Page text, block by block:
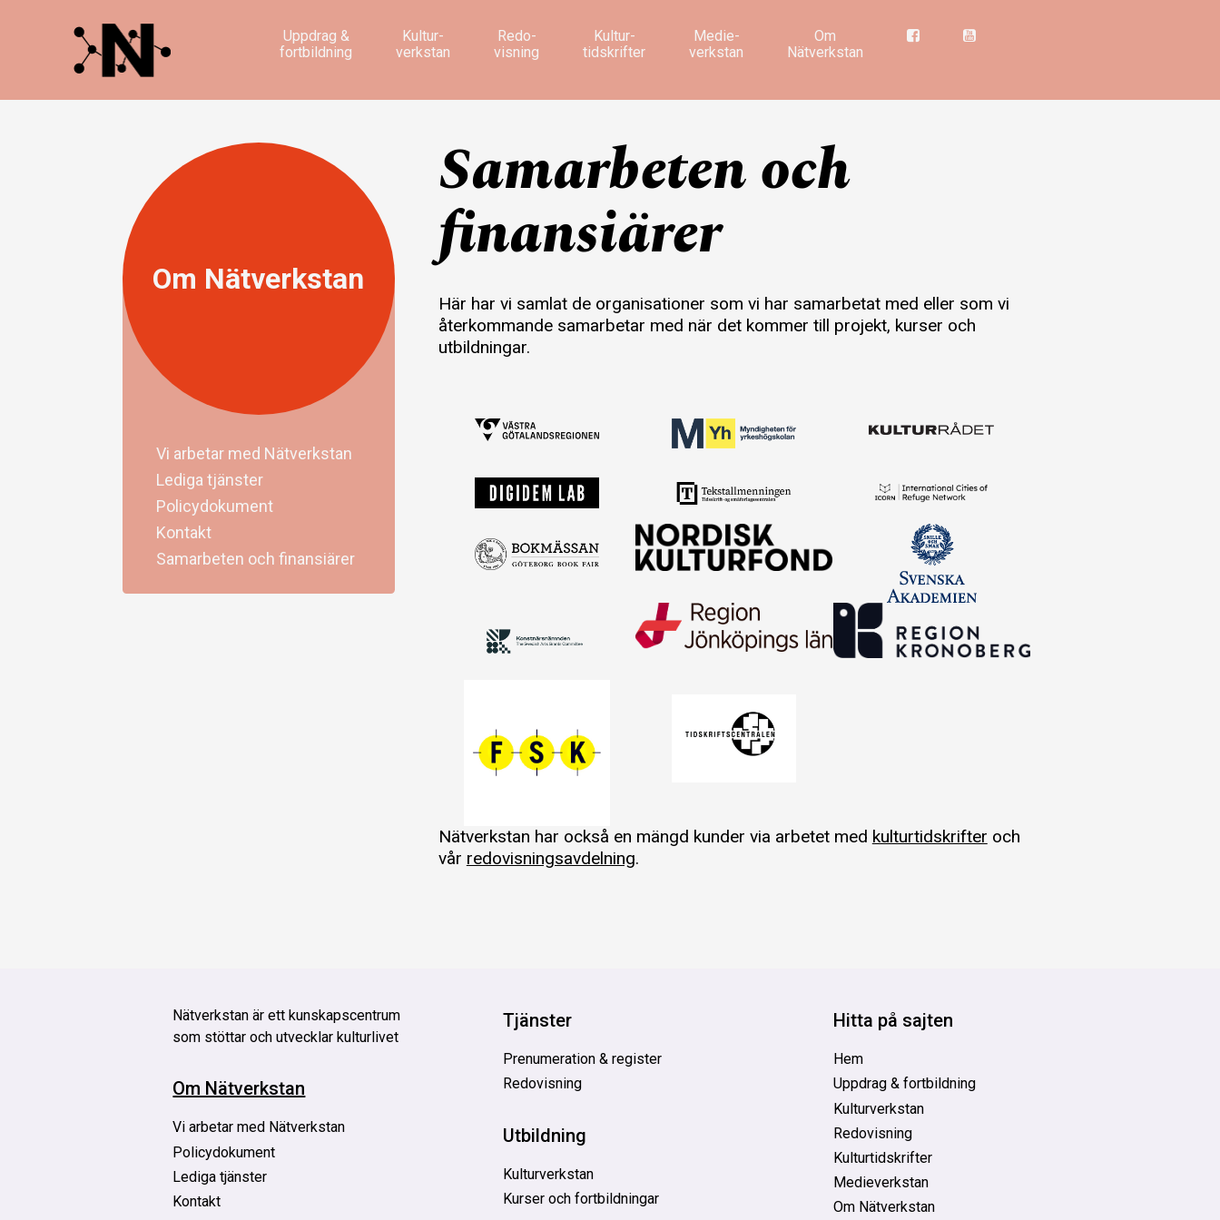
Uppdrag &
fortbildning
Kultur­
verkstan
Redo­
visning
Kultur­
tidskrifter
Medie­
verkstan
Om
Nätverkstan
Om Nätverkstan
Vi arbetar med Nätverkstan
Lediga tjänster
Policydokument
Kontakt
Samarbeten och finansiärer
Samarbeten och
finansiärer
Här har vi samlat de organisationer som vi har samarbetat med eller som vi
återkommande samarbetar med när det kommer till projekt, kurser och
utbildningar.
Nätverkstan har också en mängd kunder via arbetet med kulturtidskrifter och
vår redovisningsavdelning.
Nätverkstan ärett kunskapscentrum
som stöttar och utvecklar kulturlivet
Om Nätverkstan
Vi arbetar med Nätverkstan
Policydokument
Lediga tjänster
Kontakt
Tjänster
Prenumeration & register
Redovisning
Utbildning
Kulturverkstan
Kurser och fortbildningar
Hitta på sajten
Hem
Uppdrag & fortbildning
Kulturverkstan
Redovisning
Kulturtidskrifter
Medieverkstan
Om Nätverkstan